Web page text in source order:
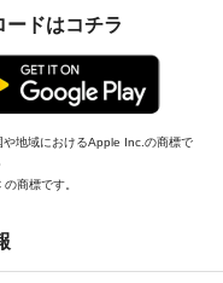
ドはコチラ
地域におけるApple Inc.の商標で
商標です。